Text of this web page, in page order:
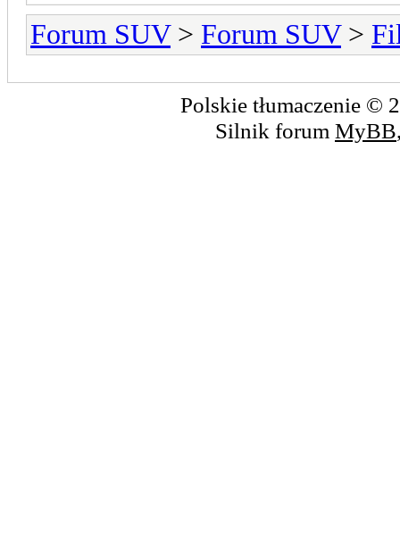
Forum SUV> Forum SUV>
Polskie tłumaczenie ©
Silnik forum MyBB